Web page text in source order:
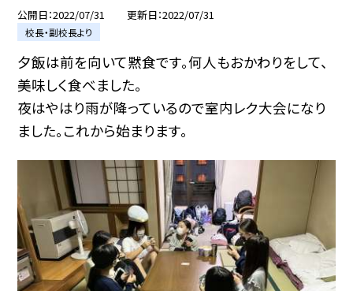
公開日 2022/07/31 更新日 2022/07/31
校長・副校長より
夕飯は前を向いて黙食です。何人もおかわりをして、
美味しく食べました。
夜はやはり雨が降っているので室内レク大会になり
ました。これから始まります。